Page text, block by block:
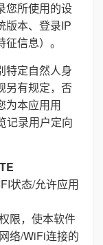
您所使用的设
版本、登录IP
信息）。
特定自然人身
另有规定，否
为本应用用
记录用户定向
状态/允许应用
限，使本软件
络/WiFi连接的